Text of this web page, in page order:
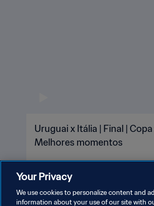
Uruguai x Itália | Final |
Melhores momentos
Your Privacy
We use cookies to personalize content and
information about your use of our site with